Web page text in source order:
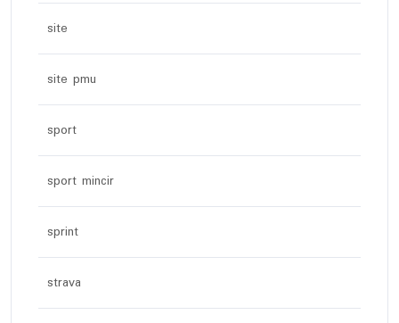
site
site pmu
sport
sport mincir
sprint
strava